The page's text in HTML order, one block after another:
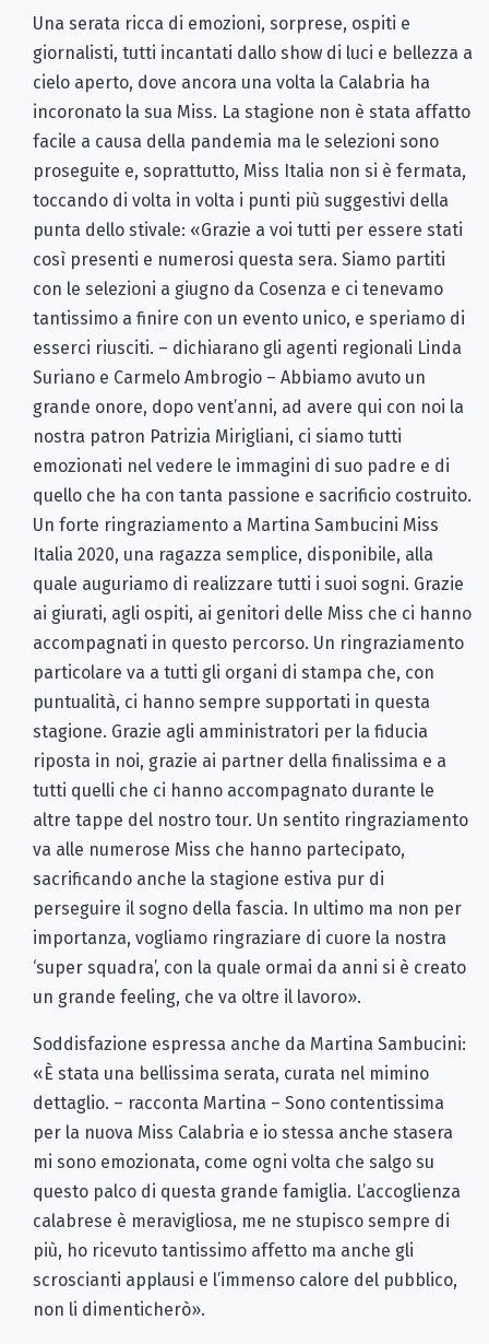
Una serata ricca di emozioni, sorprese, ospiti e
giornalisti, tutti incantati dallo show di luci e bellezza a
cielo aperto, dove ancora una volta la Calabria ha
incoronato la sua Miss. La stagione non è stata affatto
facile a causa della pandemia ma le selezioni sono
proseguite e, soprattutto, Miss Italia non si è fermata,
toccando di volta in volta i punti più suggestivi della
punta dello stivale: «Grazie a voi tutti per essere stati
così presenti e numerosi questa sera. Siamo partiti
con le selezioni a giugno da Cosenza e ci tenevamo
tantissimo a finire con un evento unico, e speriamo di
esserci riusciti. – dichiarano gli agenti regionali Linda
Suriano e Carmelo Ambrogio – Abbiamo avuto un
grande onore, dopo vent’anni, ad avere qui con noi la
nostra patron Patrizia Mirigliani, ci siamo tutti
emozionati nel vedere le immagini di suo padre e di
quello che ha con tanta passione e sacrificio costruito.
Un forte ringraziamento a Martina Sambucini Miss
Italia 2020, una ragazza semplice, disponibile, alla
quale auguriamo di realizzare tutti i suoi sogni. Grazie
ai giurati, agli ospiti, ai genitori delle Miss che ci hanno
accompagnati in questo percorso. Un ringraziamento
particolare va a tutti gli organi di stampa che, con
puntualità, ci hanno sempre supportati in questa
stagione. Grazie agli amministratori per la fiducia
riposta in noi, grazie ai partner della finalissima e a
tutti quelli che ci hanno accompagnato durante le
altre tappe del nostro tour. Un sentito ringraziamento
va alle numerose Miss che hanno partecipato,
sacrificando anche la stagione estiva pur di
perseguire il sogno della fascia. In ultimo ma non per
importanza, vogliamo ringraziare di cuore la nostra
‘super squadra’, con la quale ormai da anni si è creato
un grande feeling, che va oltre il lavoro».
Soddisfazione espressa anche da Martina Sambucini:
«È stata una bellissima serata, curata nel mimino
dettaglio. – racconta Martina – Sono contentissima
per la nuova Miss Calabria e io stessa anche stasera
mi sono emozionata, come ogni volta che salgo su
questo palco di questa grande famiglia. L’accoglienza
calabrese è meravigliosa, me ne stupisco sempre di
più, ho ricevuto tantissimo affetto ma anche gli
scroscianti applausi e l’immenso calore del pubblico,
non li dimenticherò».